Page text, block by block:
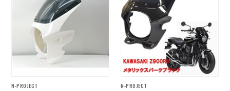
N-PROJECT N-PROJECT